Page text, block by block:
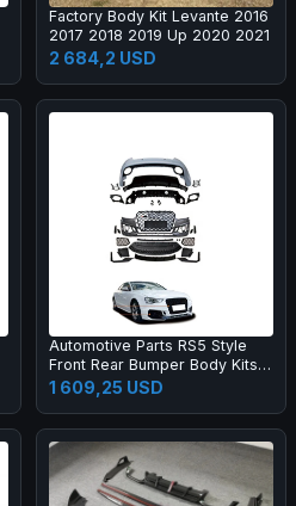
Factory Body Kit Levante 2016
2017 2018 2019 Up 2020 2021
2 684,2 USD
Automotive Parts RS5 Style
Front Rear Bumper Body Kits
for A5 S5 B8.5 2013-2016
Upgrade 2017-2019 Body Kit
1 609,25 USD